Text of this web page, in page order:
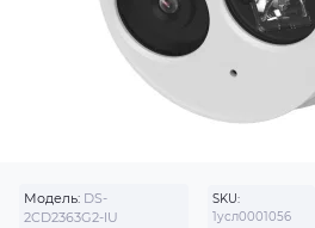
Модель: DS-
2CD2363G2-IU
SKU:
1усл0001056